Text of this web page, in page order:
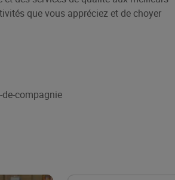
que vous appréciez et de choyer
compagnie